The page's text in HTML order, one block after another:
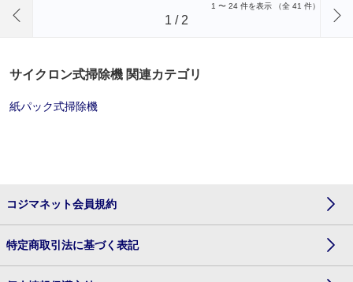
1 〜 24 件を表示 （全 41 件）
1 / 2
サイクロン式掃除機 関連カテゴリ
紙パック式掃除機
コジマネット会員規約
特定商取引法に基づく表記